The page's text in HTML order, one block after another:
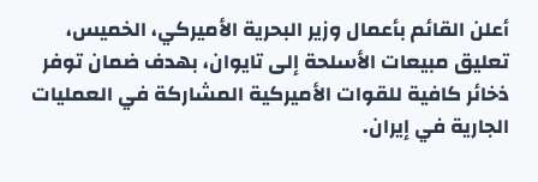
أعلن القائم بأعمال وزير البحرية الأميركي، الخميس،
تعليق مبيعات الأسلحة إلى تايوان، بهدف ضمان توفر
ذخائر كافية للقوات الأميركية المشاركة في العمليات
الجارية في إيران.